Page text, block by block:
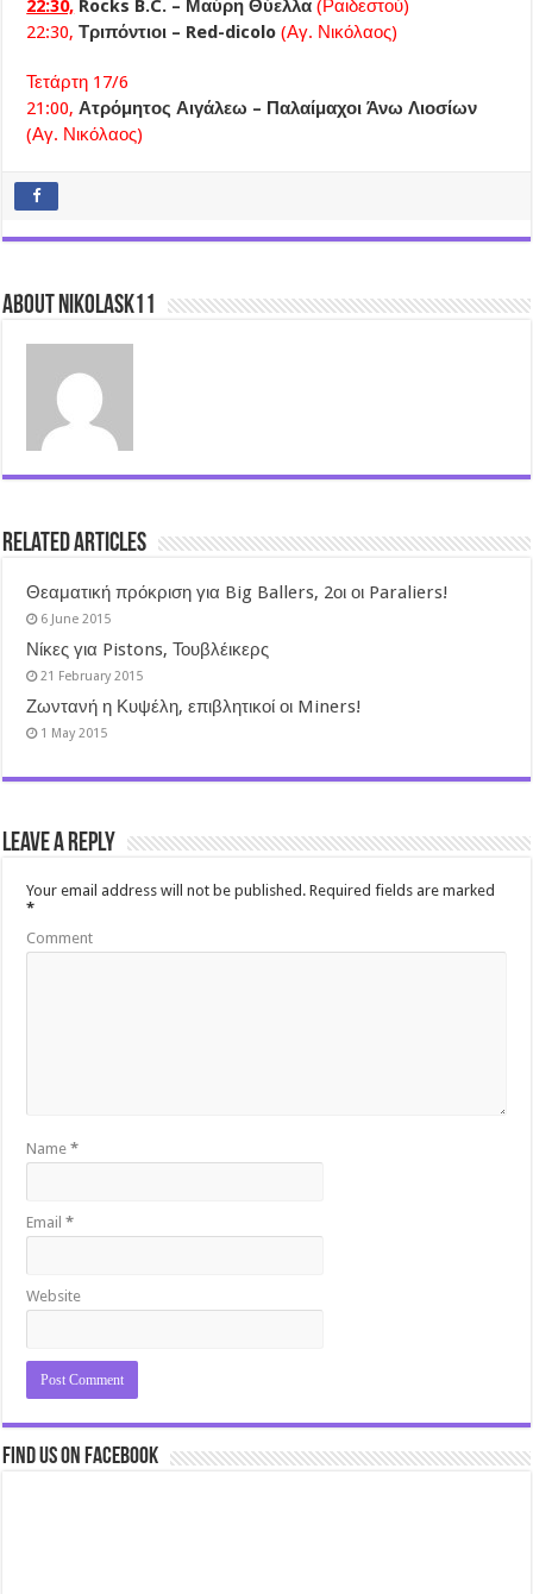
22:30, Rocks B.C. – Μαύρη Θύελλα (Ραιδεστού)
22:30, Τριπόντιοι – Red-dicolo (Αγ. Νικόλαος)
Τετάρτη 17/6
21:00, Ατρόμητος Αιγάλεω – Παλαίμαχοι Άνω Λιοσίων
(Αγ. Νικόλαος)
About nikolask11
Related Articles
Θεαματική πρόκριση για Big Ballers, 2οι οι Paraliers!
6 June 2015
Νίκες για Pistons, Τουβλέικερς
21 February 2015
Ζωντανή η Κυψέλη, επιβλητικοί οι Miners!
1 May 2015
Leave a Reply
Your email address will not be published. Required fields are marked
*
Comment
Name*
Email*
Website
Find us on Facebook